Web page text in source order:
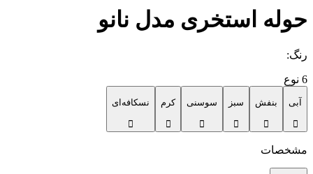
حوله استخری مدل نانو
رنگ:
6 نوع
آبی بنفش سبز سوسنی کرم نسکافه‌ای
مشخصات